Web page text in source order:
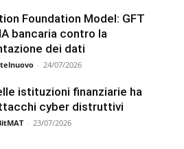
Foundation Model: GFT
bancaria contro la
dei dati
- 24/07/2026
istituzioni finanziarie ha
cyber distruttivi
- 23/07/2026